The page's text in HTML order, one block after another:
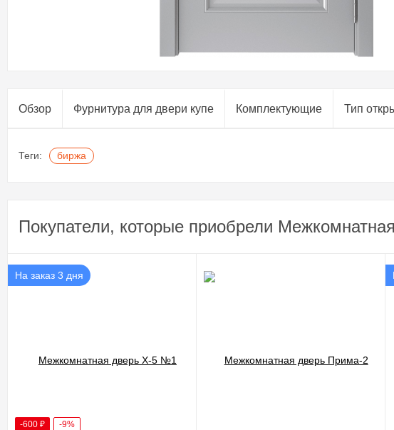
Обзор Фурнитура для двери купе​ Комплектующие Тип
Теги: биржа
Покупатели, которые приобрели
На заказ 3 дня
-600 ₽ -9%